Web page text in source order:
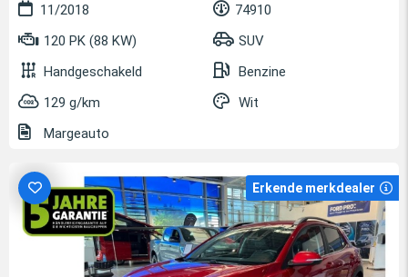
11/2018
74910
120 PK (88 KW)
SUV
Handgeschakeld
Benzine
129 g/km
Wit
Margeauto
Erkende merkdealer